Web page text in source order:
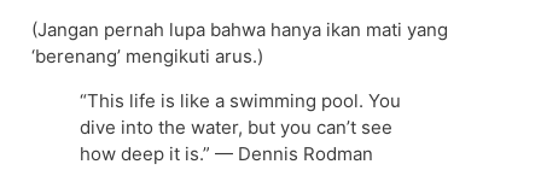
(Jangan pernah lupa bahwa hanya ikan mati yang
‘berenang’ mengikuti arus.)
“This life is like a swimming pool. You
dive into the water, but you can’t see
how deep it is.” — Dennis Rodman